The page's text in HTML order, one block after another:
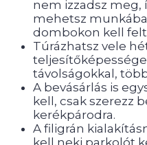
nem izzadsz meg,
mehetsz
dombokon kell
Túrázhatsz vele
távolságokkal,
A bevásárlás is
kell, csak szerezz
kerékpárodra.
A filigrán